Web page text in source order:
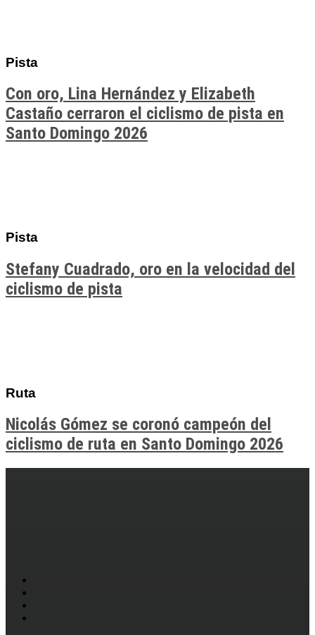
Pista
Con oro, Lina Hernández y Elizabeth
Castaño cerraron el ciclismo de pista en
Santo Domingo 2026
Pista
Stefany Cuadrado, oro en la velocidad del
ciclismo de pista
Ruta
Nicolás Gómez se coronó campeón del
ciclismo de ruta en Santo Domingo 2026